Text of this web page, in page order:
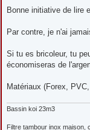
g
Bonne initiative de lire
Par contre, je n'ai
Si tu es bricoleur, tu
économiseras de
Matériaux (Forex,
Bassin koi 23m3
Filtre tambour inox maison,